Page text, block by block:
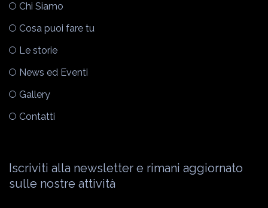
Chi Siamo
Cosa puoi fare tu
Le storie
News ed Eventi
Gallery
Contatti
Iscriviti alla newsletter e rimani aggiornato
sulle nostre attività